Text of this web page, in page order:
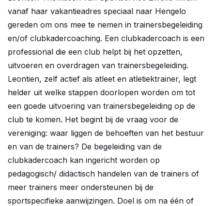
vanaf haar vakantieadres speciaal naar Hengelo
gereden om ons mee te nemen in trainersbegeleiding
en/of clubkadercoaching. Een clubkadercoach is een
professional die een club helpt bij het opzetten,
uitvoeren en overdragen van trainersbegeleiding.
Leontien, zelf actief als atleet en atletiektrainer, legt
helder uit welke stappen doorlopen worden om tot
een goede uitvoering van trainersbegeleiding op de
club te komen. Het begint bij de vraag voor de
vereniging: waar liggen de behoeften van het bestuur
en van de trainers? De begeleiding van de
clubkadercoach kan ingericht worden op
pedagogisch/ didactisch handelen van de trainers of
meer trainers meer ondersteunen bij de
sportspecifieke aanwijzingen. Doel is om na één of